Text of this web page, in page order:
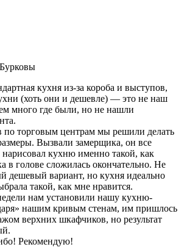
кухня из-за короба и выступов,
(хоть они и дешевле) — это не наш
много где были, но не нашли
по торговым центрам мы решили делать
Вызвали замерщика, он все
кухню именно такой, как
в голове сложилась окончательно. Не
дешевый вариант, но кухня идеально
такой, как мне нравится.
нам установили нашу кухню-
нашим кривым стенам, им пришлось
верхних шкафчиков, но результат
Рекомендую!